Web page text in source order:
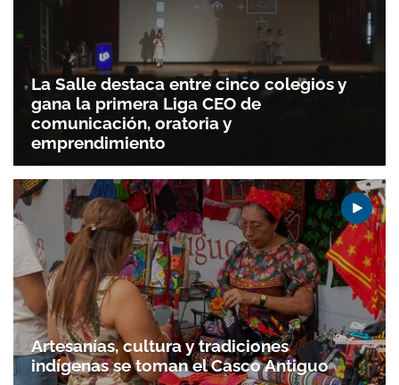
La Salle destaca entre cinco colegios y
gana la primera Liga CEO de
comunicación, oratoria y
emprendimiento
Artesanías, cultura y tradiciones
indígenas se toman el Casco Antiguo